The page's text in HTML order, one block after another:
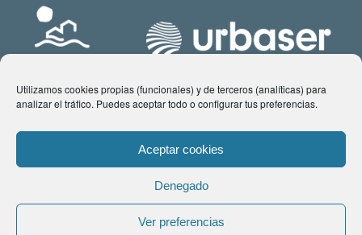
Utilizamos cookies propias (funcionales) y de terceros (analíticas) para
analizar el tráfico. Puedes aceptar todo o configurar tus preferencias.
Aceptar cookies
Denegado
Ver preferencias
© Copyright 2021 www.costadelsol.eco. Todos los derechos reservados |